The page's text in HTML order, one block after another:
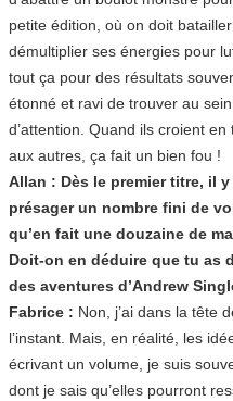
petite édition, où on doit
démultiplier ses énergies pour
tout ça pour des résultats
étonné et ravi de trouver au
d’attention. Quand ils croient
aux autres, ça fait un bien fou !
Allan : Dès le premier titre, il
présager un nombre fini de
qu’en fait une douzaine de
Doit-on en déduire que tu as
des aventures d’Andrew
Fabrice : Non, j’ai dans la tête
l’instant. Mais, en réalité, les
écrivant un volume, je suis
dont je sais qu’elles pourront